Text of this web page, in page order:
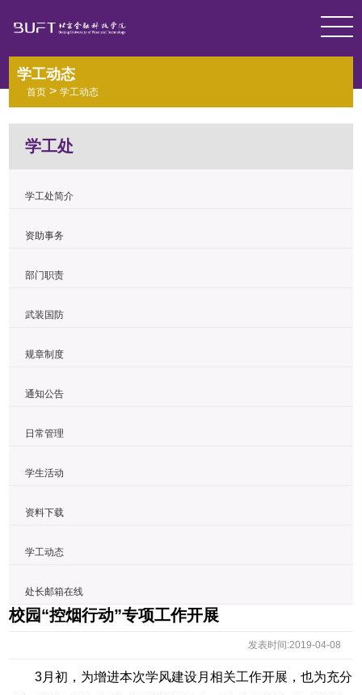
学工动态
首页 >学工动态
学工处
学工处简介
资助事务
部门职责
武装国防
规章制度
通知公告
日常管理
学生活动
资料下载
学工动态
处长邮箱在线
校园“控烟行动”专项工作开展
发表时间:2019-04-08
3月初，为增进本次学风建设月相关工作开展，也为充分